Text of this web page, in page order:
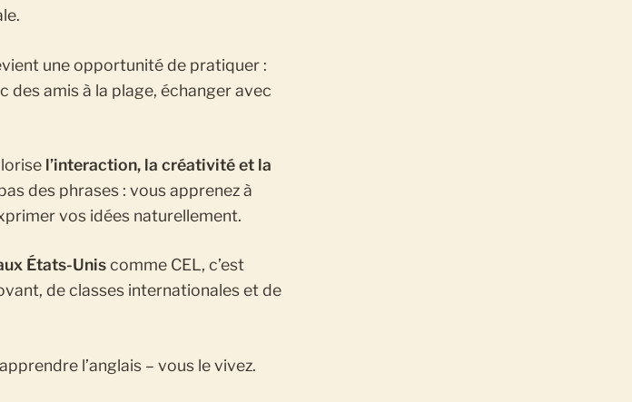
une opportunité de pratiquer :
amis à la plage, échanger avec
l’interaction, la créativité et la
des phrases : vous apprenez à
vos idées naturellement.
États-Uniscomme CEL, c’est
de classes internationales et de
l’anglais – vous le vivez.